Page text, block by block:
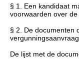
§ 1. Een kandidaat
voorwaarden over
§ 2. De documenten
De lijst met de